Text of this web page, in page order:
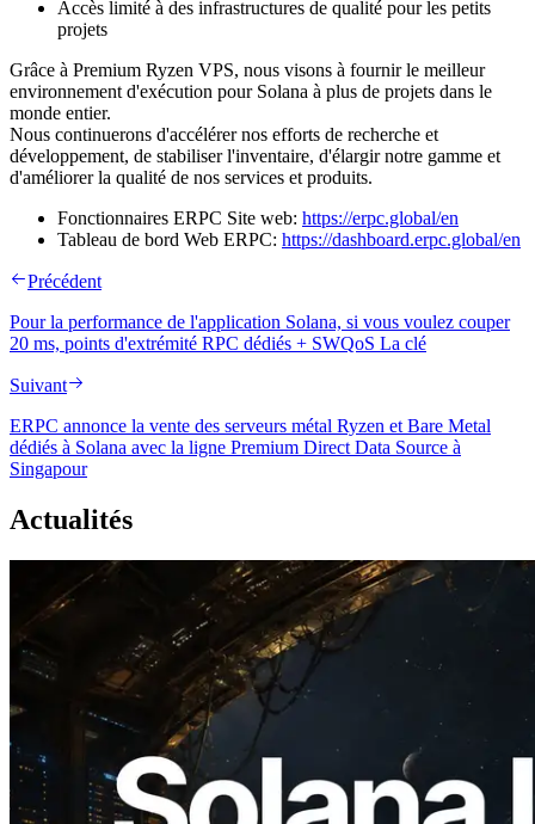
Accès limité à des infrastructures de qualité pour les petits
projets
Grâce à Premium Ryzen VPS, nous visons à fournir le meilleur
environnement d'exécution pour Solana à plus de projets dans le
monde entier.
Nous continuerons d'accélérer nos efforts de recherche et
développement, de stabiliser l'inventaire, d'élargir notre gamme et
d'améliorer la qualité de nos services et produits.
Fonctionnaires ERPC Site web: https://erpc.global/en
Tableau de bord Web ERPC: https://dashboard.erpc.global/en
Précédent
Pour la performance de l'application Solana, si vous voulez couper
20 ms, points d'extrémité RPC dédiés + SWQoS La clé
Suivant
ERPC annonce la vente des serveurs métal Ryzen et Bare Metal
dédiés à Solana avec la ligne Premium Direct Data Source à
Singapour
Actualités